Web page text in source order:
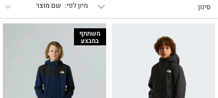
סינון שם מוצר
משתתף
במבצע